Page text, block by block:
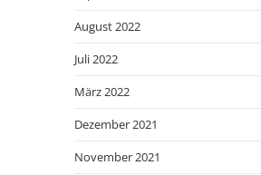
August 2022
Juli 2022
März 2022
Dezember 2021
November 2021